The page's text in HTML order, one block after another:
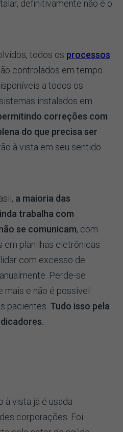
definitivamente não é o
todos os processos
controlados em tempo
a todos os
instalados em
correções com
do que precisa ser
à vista em seu sentido
a maioria das
trabalha com
se comunicam, com
em planilhas eletrônicas
com excesso de
Perde-se
mais e não é possível
pacientes. Tudo isso pela
à vista já é usada
corporações. Foi